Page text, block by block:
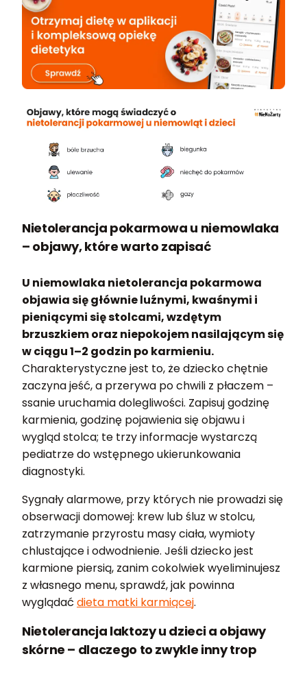
Nietolerancja pokarmowa u niemowlaka
– objawy, które warto zapisać
U niemowlaka nietolerancja pokarmowa
objawia się głównie luźnymi, kwaśnymi i
pieniącymi się stolcami, wzdętym
brzuszkiem oraz niepokojem nasilającym się
w ciągu 1–2 godzin po karmieniu.
Charakterystyczne jest to, że dziecko chętnie
zaczyna jeść, a przerywa po chwili z płaczem –
ssanie uruchamia dolegliwości. Zapisuj godzinę
karmienia, godzinę pojawienia się objawu i
wygląd stolca; te trzy informacje wystarczą
pediatrze do wstępnego ukierunkowania
diagnostyki.
Sygnały alarmowe, przy których nie prowadzi się
obserwacji domowej: krew lub śluz w stolcu,
zatrzymanie przyrostu masy ciała, wymioty
chlustające i odwodnienie. Jeśli dziecko jest
karmione piersią, zanim cokolwiek wyeliminujesz
z własnego menu, sprawdź, jak powinna
wyglądać dieta matki karmiącej.
Nietolerancja laktozy u dzieci a objawy
skórne – dlaczego to zwykle inny trop